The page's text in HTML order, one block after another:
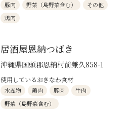
豚肉 野菜（島野菜含む）
その他
鶏肉
居酒屋恩納つばき
沖縄県国頭郡恩納村前兼久858-1
使用しているおきなわ食材
水産物 鶏肉 豚肉
牛肉
野菜（島野菜含む）